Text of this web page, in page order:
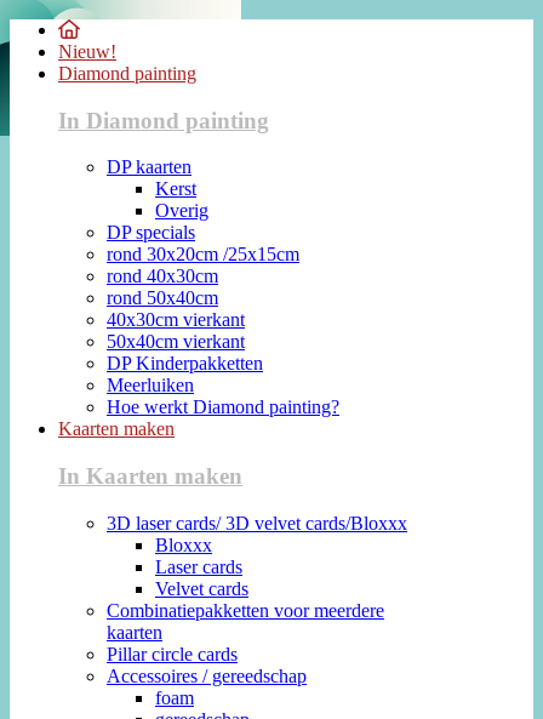
Nieuw!
Diamond painting
In Diamond painting
DP kaarten
Kerst
Overig
DP specials
rond 30x20cm /25x15cm
rond 40x30cm
rond 50x40cm
40x30cm vierkant
50x40cm vierkant
DP Kinderpakketten
Meerluiken
Hoe werkt Diamond painting?
Kaarten maken
In Kaarten maken
3D laser cards/ 3D velvet cards/Bloxxx
Bloxxx
Laser cards
Velvet cards
Combinatiepakketten voor meerdere
kaarten
Pillar circle cards
Accessoires / gereedschap
foam